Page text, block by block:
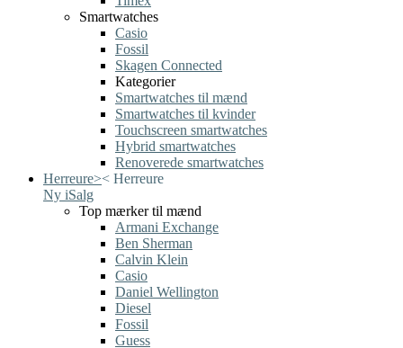
Smartwatches
Casio
Fossil
Skagen Connected
Kategorier
Smartwatches til mænd
Smartwatches til kvinder
Touchscreen smartwatches
Hybrid smartwatches
Renoverede smartwatches
Herreure>< Herreure
Ny iSalg
Top mærker til mænd
Armani Exchange
Ben Sherman
Calvin Klein
Casio
Daniel Wellington
Diesel
Fossil
Guess